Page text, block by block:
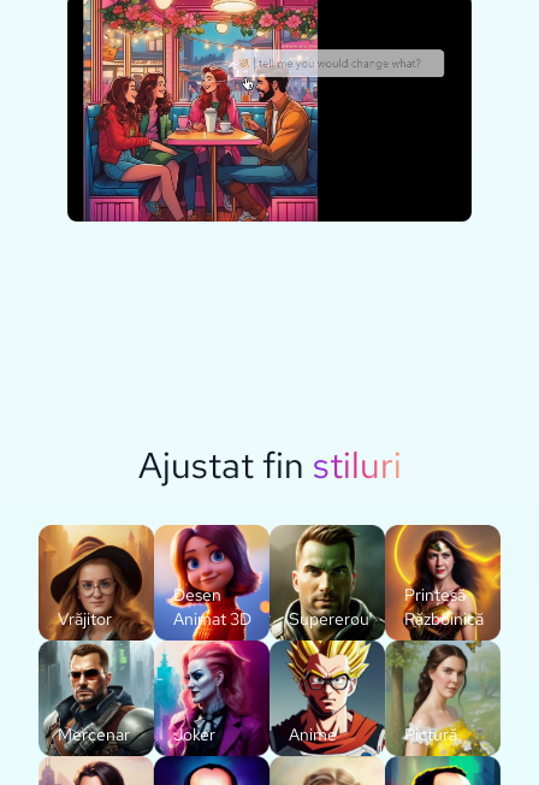
Ajustat fin stiluri
Vrăjitor
Desen
Animat 3D
Supererou
Prințesă
Războinică
Mercenar Joker Anime Pictură